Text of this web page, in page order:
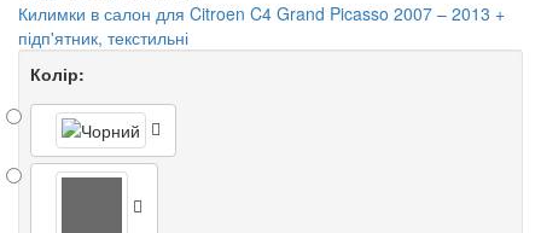
Килимки в салон для Citroen C4 Grand Picasso 2007 – 2013 +
підп'ятник, текстильні
Колір: